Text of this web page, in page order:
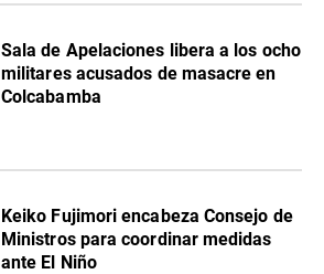
Sala de Apelaciones libera a los ocho
militares acusados de masacre en
Colcabamba
Keiko Fujimori encabeza Consejo de
Ministros para coordinar medidas
ante El Niño